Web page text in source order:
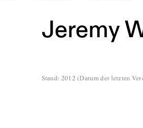
Jeremy
Stand: 2012 (Datum der letzten